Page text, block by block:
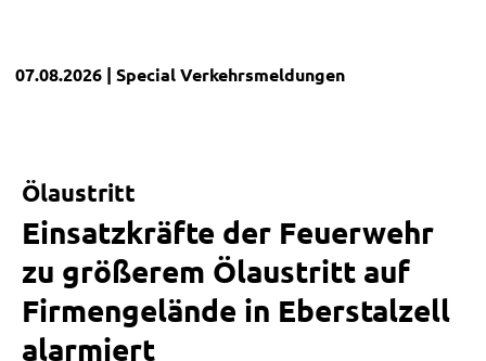
07.08.2026 | SpecialVerkehrsmeldungen
Ölaustritt
Einsatzkräfte der Feuerwehr
zu größerem Ölaustritt auf
Firmengelände in Eberstalzell
alarmiert